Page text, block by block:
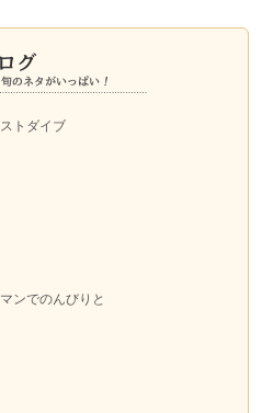
トダイブ
ンでのんびりと